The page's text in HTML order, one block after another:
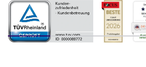
Step 1 of 4